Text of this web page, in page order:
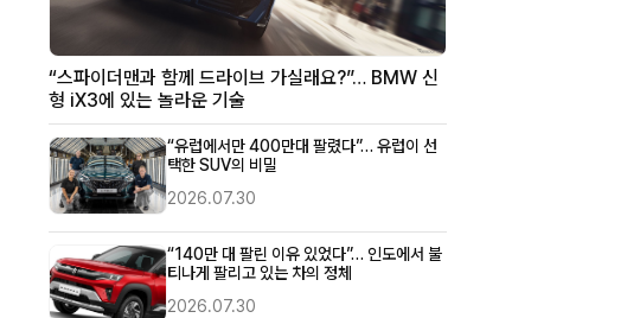
“스파이더맨과 함께 드라이브 가실래요?”… BMW 신
형 iX3에 있는 놀라운 기술
“유럽에서만 400만대 팔렸다”… 유럽이 선
택한 SUV의 비밀
2026.07.30
“140만 대 팔린 이유 있었다”… 인도에서 불
티나게 팔리고 있는 차의 정체
2026.07.30